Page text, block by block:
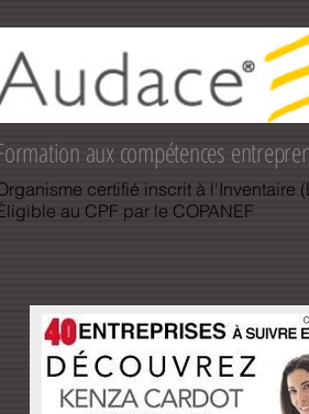
aux compétences
certifié inscrit à l'Inventaire
au CPF par le COPANEF